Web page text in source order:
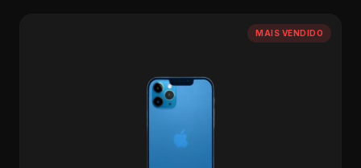
MAIS VENDIDO